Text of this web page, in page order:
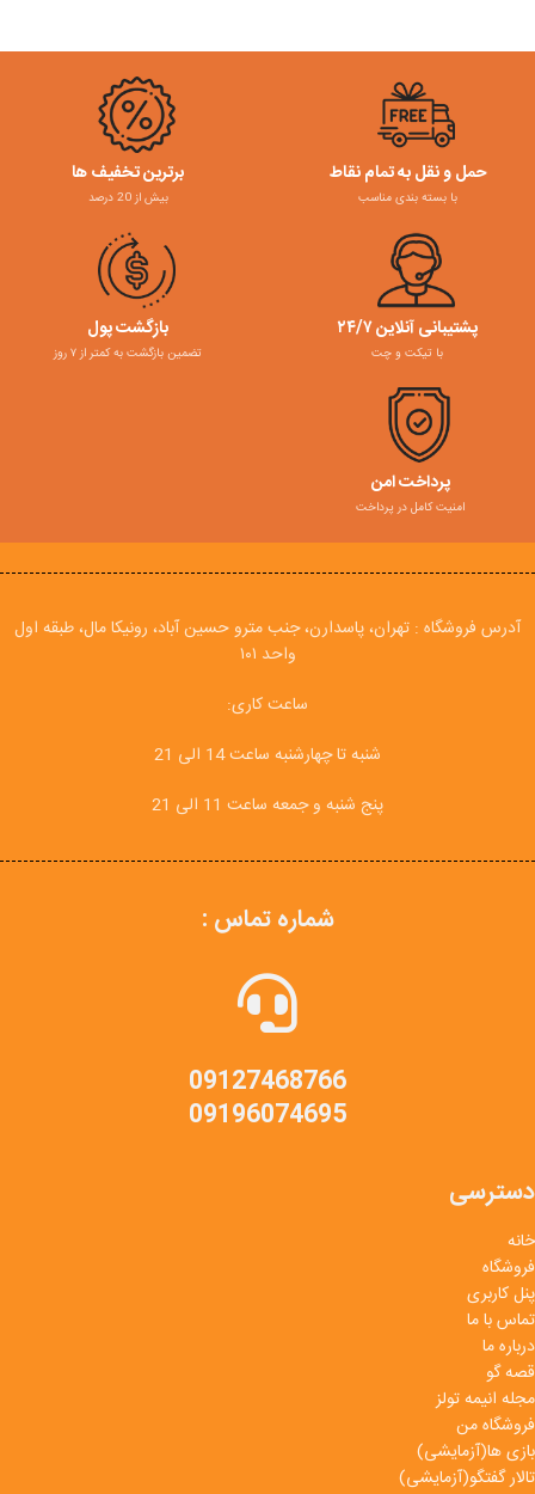
حمل و نقل به تمام نقاط
با بسته بندی مناسب
برترین تخفیف ها
بیش از 20 درصد
پشتیبانی آنلاین ۲۴/۷
با تیکت و چت
بازگشت پول
تضمین بازگشت به کمتر از ۷ روز
پرداخت امن
امنیت کامل در پرداخت
آدرس فروشگاه : تهران، پاسدارن، جنب مترو حسین آباد، رونیکا مال، طبقه اول
واحد ۱۰۱
ساعت کاری:
شنبه تا چهارشنبه ساعت 14 الی 21
پنج شنبه و جمعه ساعت 11 الی 21
شماره تماس :
09127468766
09196074695
دسترسی
خانه
فروشگاه
پنل کاربری
تماس با ما
درباره ما
قصه گو
مجله انیمه تولز
فروشگاه من
بازی ها(آزمایشی)
تالار گفتگو(آزمایشی)